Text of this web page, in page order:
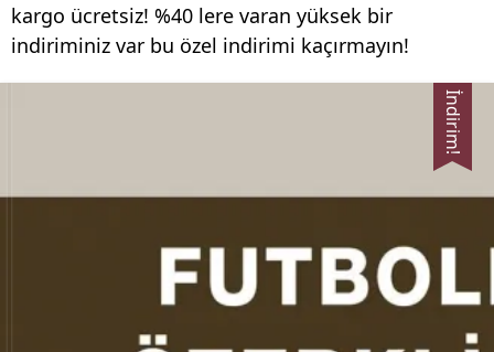
kargo ücretsiz! %40 lere varan yüksek bir
indiriminiz var bu özel indirimi kaçırmayın!
İndirim!